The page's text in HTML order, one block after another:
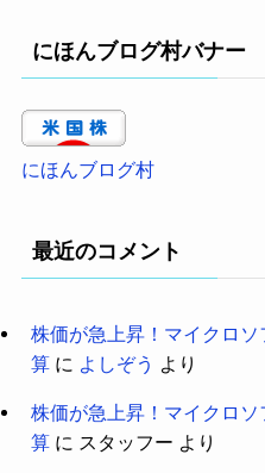
にほんブログ村バナー
にほんブログ村
最近のコメント
株価が急上昇！マイクロ
算に よしぞう より
株価が急上昇！マイクロ
算に スタッフー より